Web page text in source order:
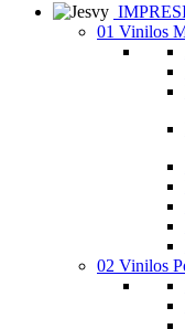
01 Vinilos
02 Vinilos